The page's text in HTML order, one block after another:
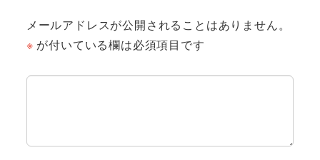
メールアドレスが公開されることはありません。
※ が付いている欄は必須項目です